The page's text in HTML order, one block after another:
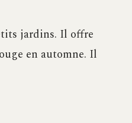
jardins. Il offre
en automne. Il